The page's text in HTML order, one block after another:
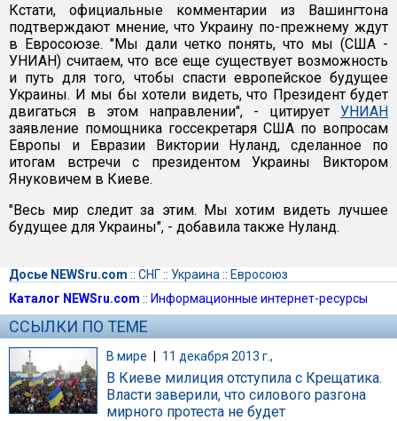
Кстати, официальные комментарии из Вашингтона
подтверждают мнение, что Украину по-прежнему ждут
в Евросоюзе. "Мы дали четко понять, что мы (США -
УНИАН) считаем, что все еще существует возможность
и путь для того, чтобы спасти европейское будущее
Украины. И мы бы хотели видеть, что Президент будет
двигаться в этом направлении", - цитирует УНИАН
заявление помощника госсекретаря США по вопросам
Европы и Евразии Виктории Нуланд, сделанное по
итогам встречи с президентом Украины Виктором
Януковичем в Киеве.
"Весь мир следит за этим. Мы хотим видеть лучшее
будущее для Украины", - добавила также Нуланд.
Досье NEWSru.com :: СНГ:: Украина :: Евросоюз
Каталог NEWSru.com :: Информационные интернет-ресурсы
ССЫЛКИ ПО ТЕМЕ
В мире | 11 декабря 2013 г.,
В Киеве милиция отступила с Крещатика.
Власти заверили, что силового разгона
мирного протеста не будет